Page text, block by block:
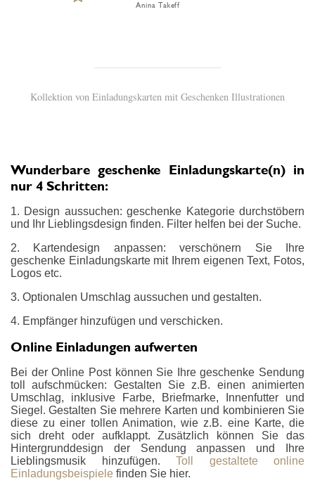
Anina Takeff
Kollektion von Einladungskarten mit Geschenken Illustrationen
Wunderbare geschenke Einladungskarte(n) in
nur 4 Schritten:
1. Design aussuchen: geschenke Kategorie durchstöbern
und Ihr Lieblingsdesign finden. Filter helfen bei der Suche.
2. Kartendesign anpassen: verschönern Sie Ihre
geschenke Einladungskarte mit Ihrem eigenen Text, Fotos,
Logos etc.
3. Optionalen Umschlag aussuchen und gestalten.
4. Empfänger hinzufügen und verschicken.
Online Einladungen aufwerten
Bei der Online Post können Sie Ihre geschenke Sendung
toll aufschmücken: Gestalten Sie z.B. einen animierten
Umschlag, inklusive Farbe, Briefmarke, Innenfutter und
Siegel. Gestalten Sie mehrere Karten und kombinieren Sie
diese zu einer tollen Animation, wie z.B. eine Karte, die
sich dreht oder aufklappt. Zusätzlich können Sie das
Hintergrunddesign der Sendung anpassen und Ihre
Lieblingsmusik hinzufügen. Toll gestaltete online
Einladungsbeispiele finden Sie hier.